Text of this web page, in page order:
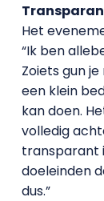
Het
“Ik ben
Zoiets gun
een klein
kan doen.
volledig
transparant
doeleinden
dus.”